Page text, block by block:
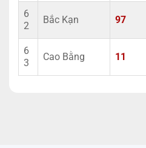
6
2
Bắc Kạn 97
6
3
Cao Bằng 11